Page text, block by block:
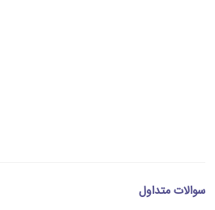
سوالات متداول